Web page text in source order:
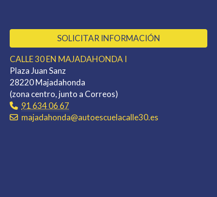
SOLICITAR INFORMACIÓN
CALLE 30 EN MAJADAHONDA I
Plaza Juan Sanz
28220 Majadahonda
(zona centro, junto a Correos)
91 634 06 67
majadahonda
autoescuelacalle30.es